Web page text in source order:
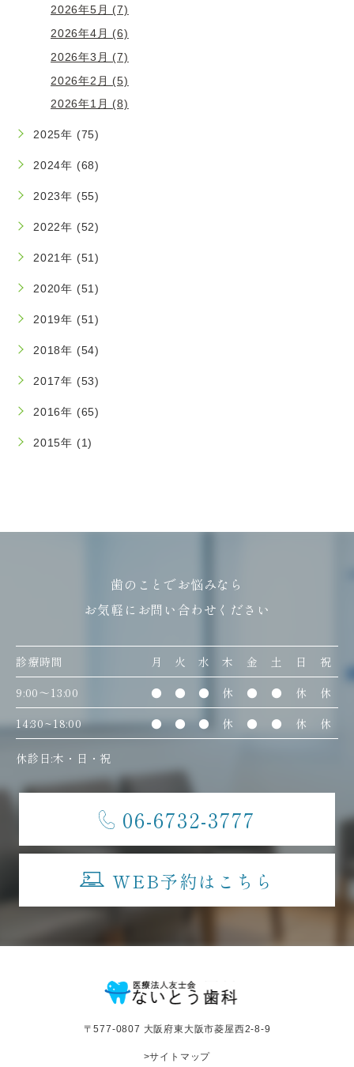
2026年5月 (7)
2026年4月 (6)
2026年3月 (7)
2026年2月 (5)
2026年1月 (8)
2025年 (75)
2024年 (68)
2023年 (55)
2022年 (52)
2021年 (51)
2020年 (51)
2019年 (51)
2018年 (54)
2017年 (53)
2016年 (65)
2015年 (1)
歯のことでお悩みなら
お気軽にお問い合わせください
診療時間 月 火 水 木 金 土 日
祝
9:00〜13:00
● ● ● 休 ● ● 休
休
14:30~18:00
● ● ● 休 ● ● 休 休
休診日:木・日・祝
06-6732-3777
WEB予約はこちら
〒577-0807 大阪府東大阪市菱屋西2-8-9
>サイトマップ